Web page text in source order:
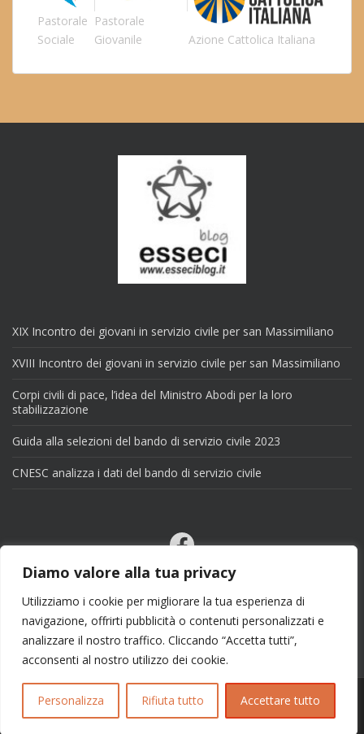
Diamo valore alla tua privacy
Utilizziamo i cookie per migliorare la tua esperienza di
navigazione, offrirti pubblicità o contenuti personalizzati e
analizzare il nostro traffico. Cliccando “Accetta tutti”,
acconsenti al nostro utilizzo dei cookie.
Personalizza Rifiuta tutto Accettare tutto
Pastorale
Sociale
Pastorale
Giovanile
Azione Cattolica Italiana
XIX Incontro dei giovani in servizio civile per san Massimiliano
XVIII Incontro dei giovani in servizio civile per san Massimiliano
Corpi civili di pace, l’idea del Ministro Abodi per la loro
stabilizzazione
Guida alla selezioni del bando di servizio civile 2023
CNESC analizza i dati del bando di servizio civile
Facebook
Email
X
Copyright 2025 | info@esseciblog.it | Tema perColorlibDisegnato da
WordPress